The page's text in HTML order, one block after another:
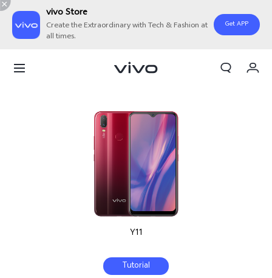
vivo Store
Create the Extraordinary with Tech & Fashion at
all times.
Get APP
Y11
Tutorial